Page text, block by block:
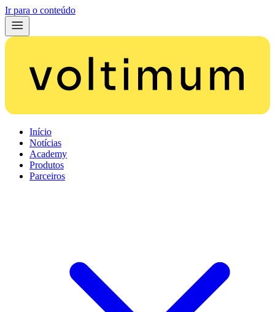
Ir para o conteúdo
Início
Notícias
Academy
Produtos
Parceiros